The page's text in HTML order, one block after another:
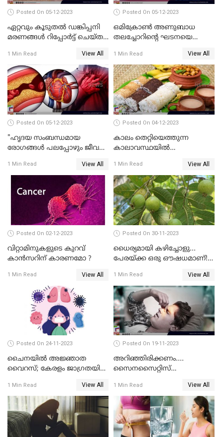
Posted On 05-12-2023
ഏറ്റവും കൂടുതല്‍ ഡങ്കിപ്പനി
മരണങ്ങള്‍ റിപ്പോര്‍ട്ട് ചെയ്ത
ഇന്ത്യയും
1 Min Read View All
Posted On 05-12-2023
ഒമിക്രോണ്‍ അണുബാധ
തലച്ചോറിന്റെ ഘടനയെ
പുറത്ത്
1 Min Read View All
Posted On 05-12-2023
"ഹൃദയ സംബന്ധമായ
രോഗങ്ങള്‍ പലപ്പോഴും ജീവന്
1 Min Read View All
Posted On 04-12-2023
കാലം തെറ്റിയെത്തുന്ന
കാലാവസ്ഥയിൽ
പരിപാലിക്കാം
1 Min Read View All
Posted On 02-12-2023
വിറ്റാമിനുകളുടെ കുറവ്
കാൻസറിന് കാരണമോ ?
1 Min Read View All
Posted On 30-11-2023
ധൈര്യമായി കഴിച്ചോളു...
പേരയ്ക്ക ഒരു ഔഷധമാണ്! |
FRUIT
1 Min Read View All
Posted On 24-11-2023
ചൈനയില്‍ അജ്ഞാത
വൈറസ്; കേരളം ജാഗ്രതയിൽ
ജോര്‍ജ്
1 Min Read View All
Posted On 19-11-2023
അറിഞ്ഞിരിക്കണം....
സൈനസൈറ്റിസ്
എന്തൊക്കെ?
1 Min Read View All